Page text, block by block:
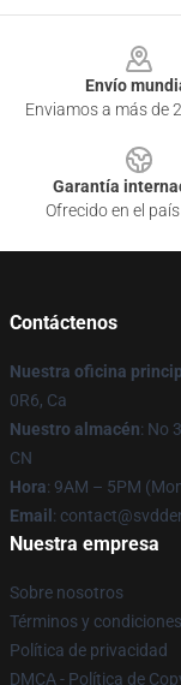
Envío
Enviamos a más de
Garantía
Ofrecido en el
Contáctenos
Nuestra oficina
0R6, Ca
Nuestro almacén: No
CN
Hora: 9AM – 5PM
Email :
Nuestra empresa
Sobre nosotros
Términos y condiciones
Política de privacidad
DMCA - Política de